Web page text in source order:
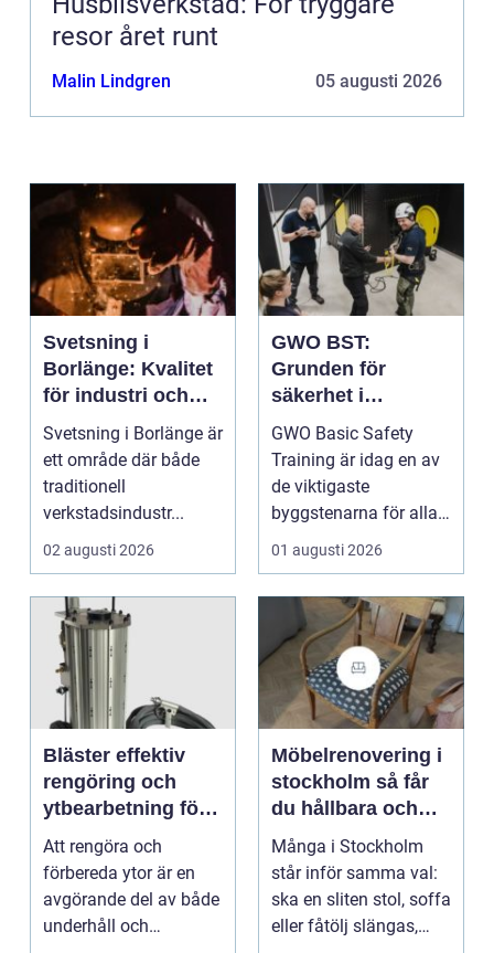
resor året runt
Malin Lindgren 05 augusti 2026
Svetsning i
Borlänge: Kvalitet
för industri och
konstruktion
Svetsning i Borlänge är
ett område där både
traditionell
verkstadsindustr...
02 augusti 2026
GWO BST:
Grunden för
säkerhet i
vindkraftsbransch
en
GWO Basic Safety
Training är idag en av
de viktigaste
byggstenarna för alla
som vill arbet...
01 augusti 2026
Bläster effektiv
rengöring och
ytbearbetning för
proffs och
hantverkare
Att rengöra och
förbereda ytor är en
avgörande del av både
underhåll och
Möbelrenovering i
stockholm så får
du hållbara och
vackra möbler
Många i Stockholm
står inför samma val:
ska en sliten stol, soffa
eller fåtölj slängas,